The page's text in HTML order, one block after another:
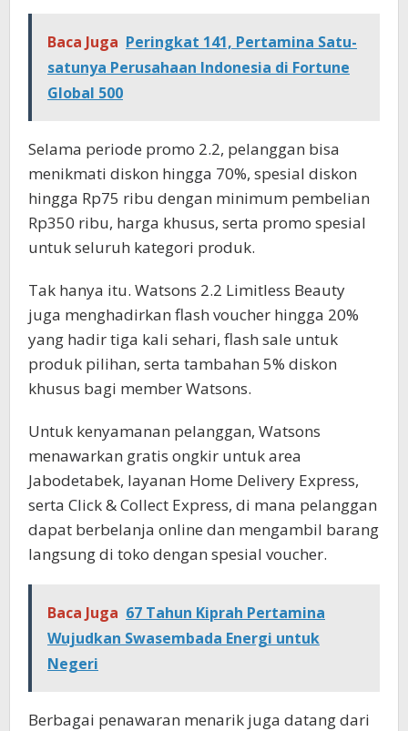
Baca Juga Peringkat 141, Pertamina Satu-
satunya Perusahaan Indonesia di Fortune
Global 500
Selama periode promo 2.2, pelanggan bisa
menikmati diskon hingga 70%, spesial diskon
hingga Rp75 ribu dengan minimum pembelian
Rp350 ribu, harga khusus, serta promo spesial
untuk seluruh kategori produk.
Tak hanya itu. Watsons 2.2 Limitless Beauty
juga menghadirkan flash voucher hingga 20%
yang hadir tiga kali sehari, flash sale untuk
produk pilihan, serta tambahan 5% diskon
khusus bagi member Watsons.
Untuk kenyamanan pelanggan, Watsons
menawarkan gratis ongkir untuk area
Jabodetabek, layanan Home Delivery Express,
serta Click & Collect Express, di mana pelanggan
dapat berbelanja online dan mengambil barang
langsung di toko dengan spesial voucher.
Baca Juga 67 Tahun Kiprah Pertamina
Wujudkan Swasembada Energi untuk
Negeri
Berbagai penawaran menarik juga datang dari